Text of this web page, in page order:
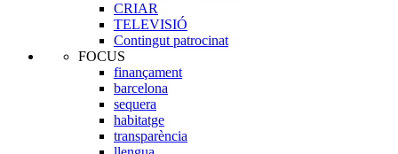
CRIAR
TELEVISIÓ
Contingut patrocinat
FOCUS
finançament
barcelona
sequera
habitatge
transparència